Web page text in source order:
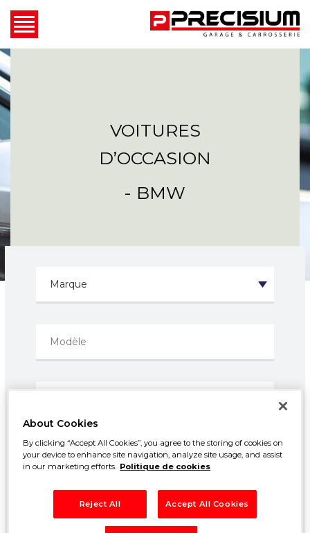
VOITURES
D’OCCASION
- BMW
Prix entre:
500€
Année entre:
1960 2026
About Cookies
By clicking “Accept All Cookies”, you agree to the storing of cookies on
your device to enhance site navigation, analyze site usage, and assist
in our marketing efforts. Politique de cookies
Reject All Accept All Cookies